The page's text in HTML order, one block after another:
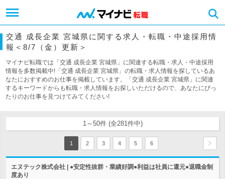
交通 成長企業 宮城県に関する求人・転職・中途採用情
報＜8/7（金）更新＞
マイナビ転職では「交通 成長企業 宮城県」に関連する転職・求人・中途採用
情報を多数掲載中!「交通 成長企業 宮城県」の転職・求人情報を探しているあ
なたにおすすめのお仕事を掲載しています。「交通 成長企業 宮城県」に関連
するキーワードからも転職・求人情報をお探しいただけるので、あなたにぴっ
たりのお仕事を見つけてみてください!
1～50件 (全281件中)
1 2 3 4 5 6
エヌテック株式会社 | ●安定性抜群・業績好調●利益は社員に還元●退職金制
度あり